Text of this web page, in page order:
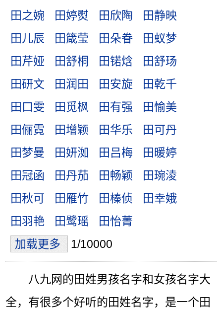
田之婉
田婷熨 田欣陶
田静映
田儿辰
田箴莹 田朵眷
田蚁梦
田芹娅
田舒桐 田锘焓
田舒玚
田研文
田润田 田安旋
田乾千
田口雯
田觅枫 田有强
田愉美
田俪霓
田增颖 田华乐
田可丹
田梦曼
田妍洳 田吕梅
田暖婷
田冠函
田丹茄 田畅颖
田琬淩
田秋可
田雁竹 田榛侦
田幸娥
田羽艳
田鹭瑶
田怡菁
加载更多
1/10000
八九网的田姓男孩名字和女孩名字大
全，有很多个好听的田姓名字，是一个田